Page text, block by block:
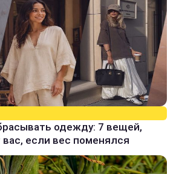
одежду: 7 вещей,
вас, если вес поменялся